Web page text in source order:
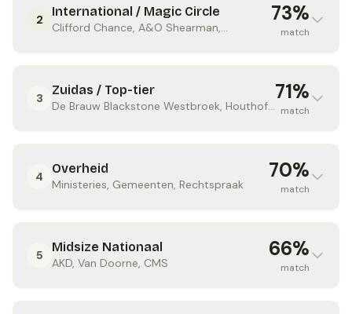
2
International / Magic Circle
Clifford Chance, A&O Shearman,
73%
match
3
Zuidas / Top-tier
De Brauw Blackstone Westbroek, Houthoff,
71%
match
4
Overheid
Ministeries, Gemeenten, Rechtspraak
70%
match
5
Midsize Nationaal
AKD, Van Doorne, CMS
66%
match